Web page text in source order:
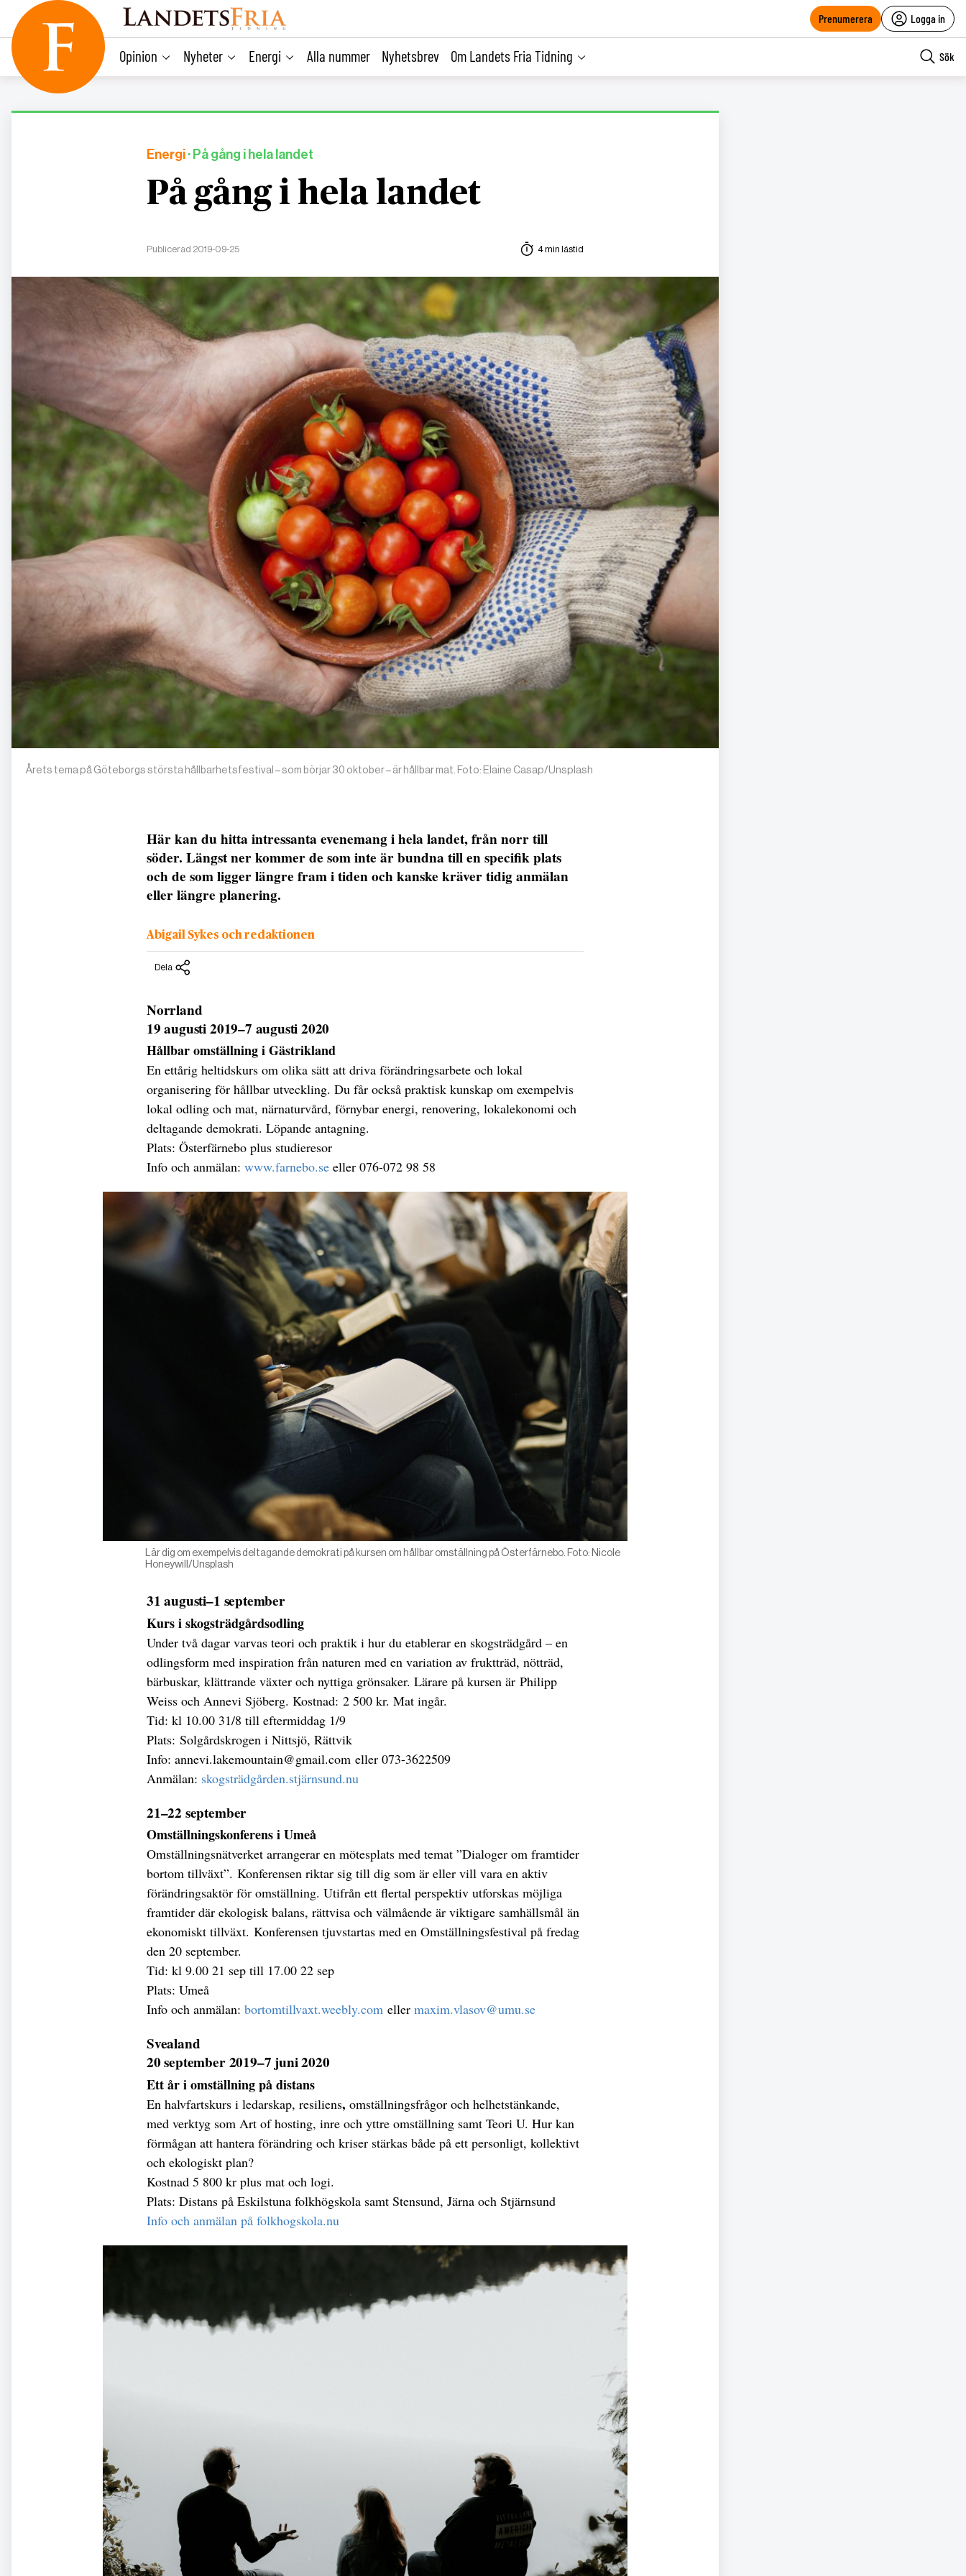
content
Prenumerera Logga in
Opinion Nyheter Energi Alla nummer Nyhetsbrev Om Landets Fria Tidning Sök
Energi· På gång i hela landet
På gång i hela landet
Publicerad 2019-09-25 4 min lästid
Årets tema på Göteborgs största hållbarhetsfestival – som börjar 30 oktober – är hållbar mat. Foto: Elaine Casap/Unsplash
Här kan du hitta intressanta evenemang i hela landet, från norr till
söder. Längst ner kommer de som inte är bundna till en specifik plats
och de som ligger längre fram i tiden och kanske kräver tidig anmälan
eller längre planering.
Abigail Sykes och redaktionen
Dela
Norrland
19 augusti 2019–7 augusti 2020
Hållbar omställning i Gästrikland
En ettårig heltidskurs om olika sätt att driva förändringsarbete och lokal
organisering för hållbar utveckling. Du får också praktisk kunskap om exempelvis
lokal odling och mat, närnaturvård, förnybar energi, renovering, lokalekonomi och
deltagande demokrati. Löpande antagning.
Plats: Österfärnebo plus studieresor
Info och anmälan: www.farnebo.se eller 076-072 98 58
Lär dig om exempelvis deltagande demokrati på kursen om hållbar omställning på Österfärnebo. Foto: Nicole
Honeywill/Unsplash
31 augusti–1 september
Kurs i skogsträdgårdsodling
Under två dagar varvas teori och praktik i hur du etablerar en skogsträdgård – en
odlingsform med inspiration från naturen med en variation av fruktträd, nötträd,
bärbuskar, klättrande växter och nyttiga grönsaker. Lärare på kursen är Philipp
Weiss och Annevi Sjöberg. Kostnad: 2 500 kr. Mat ingår.
Tid: kl 10.00 31/8 till eftermiddag 1/9
Plats: Solgårdskrogen i Nittsjö, Rättvik
Info: annevi.lakemountain@gmail.com eller 073-3622509
Anmälan: skogsträdgården.stjärnsund.nu
21–22 september
Omställningskonferens i Umeå
Omställningsnätverket arrangerar en mötesplats med temat ”Dialoger om framtider
bortom tillväxt”. Konferensen riktar sig till dig som är eller vill vara en aktiv
förändringsaktör för omställning. Utifrån ett flertal perspektiv utforskas möjliga
framtider där ekologisk balans, rättvisa och välmående är viktigare samhällsmål än
ekonomiskt tillväxt. Konferensen tjuvstartas med en Omställningsfestival på fredag
den 20 september.
Tid: kl 9.00 21 sep till 17.00 22 sep
Plats: Umeå
Info och anmälan: bortomtillvaxt.weebly.com eller maxim.vlasov@umu.se
Svealand
20 september 2019–7 juni 2020
Ett år i omställning på distans
En halvfartskurs i ledarskap, resiliens, omställningsfrågor och helhetstänkande,
med verktyg som Art of hosting, inre och yttre omställning samt Teori U. Hur kan
förmågan att hantera förändring och kriser stärkas både på ett personligt, kollektivt
och ekologiskt plan?
Kostnad 5 800 kr plus mat och logi.
Plats: Distans på Eskilstuna folkhögskola samt Stensund, Järna och Stjärnsund
Info och anmälan på folkhogskola.nu